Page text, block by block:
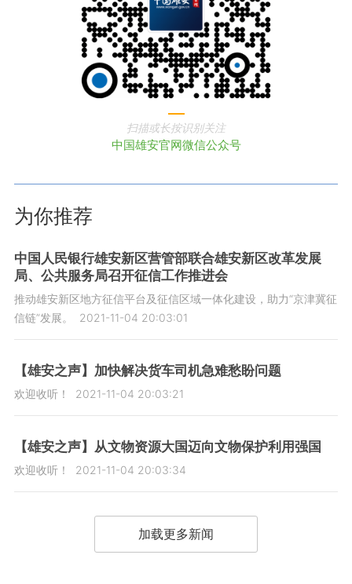
扫描或长按识别关注
中国雄安官网微信公众号
为你推荐
中国人民银行雄安新区营管部联合雄安新区改革发展
局、公共服务局召开征信工作推进会
推动雄安新区地方征信平台及征信区域一体化建设，助力“京津冀征
信链”发展。
2021-11-04 20:03:01
【雄安之声】加快解决货车司机急难愁盼问题
欢迎收听！ 2021-11-04 20:03:21
【雄安之声】从文物资源大国迈向文物保护利用强国
欢迎收听！ 2021-11-04 20:03:34
加载更多新闻